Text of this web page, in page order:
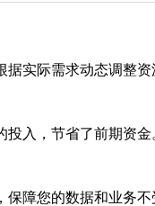
实际需求动态调整
入，节省了前期资
障您的数据和业务不